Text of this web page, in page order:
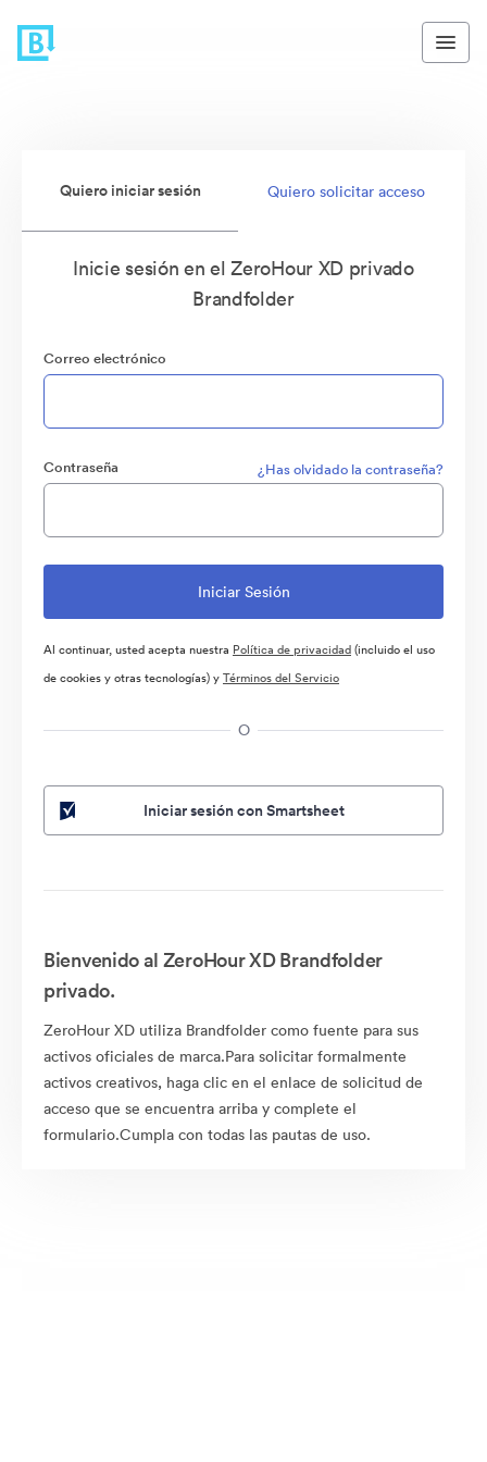
Quiero iniciar sesión Quiero solicitar acceso
Inicie sesión en el ZeroHour XD privado
Brandfolder
Correo electrónico
Contraseña ¿Has olvidado la contraseña?
Al continuar, usted acepta nuestra Política de privacidad(incluido el uso
de cookies y otras tecnologías) yTérminos del Servicio
O
Iniciar sesión con Smartsheet
Bienvenido al ZeroHour XD Brandfolder
privado.
ZeroHour XD utiliza Brandfolder como fuente para sus
activos oficiales de marca.Para solicitar formalmente
activos creativos, haga clic en el enlace de solicitud de
acceso que se encuentra arriba y complete el
formulario.Cumpla con todas las pautas de uso.